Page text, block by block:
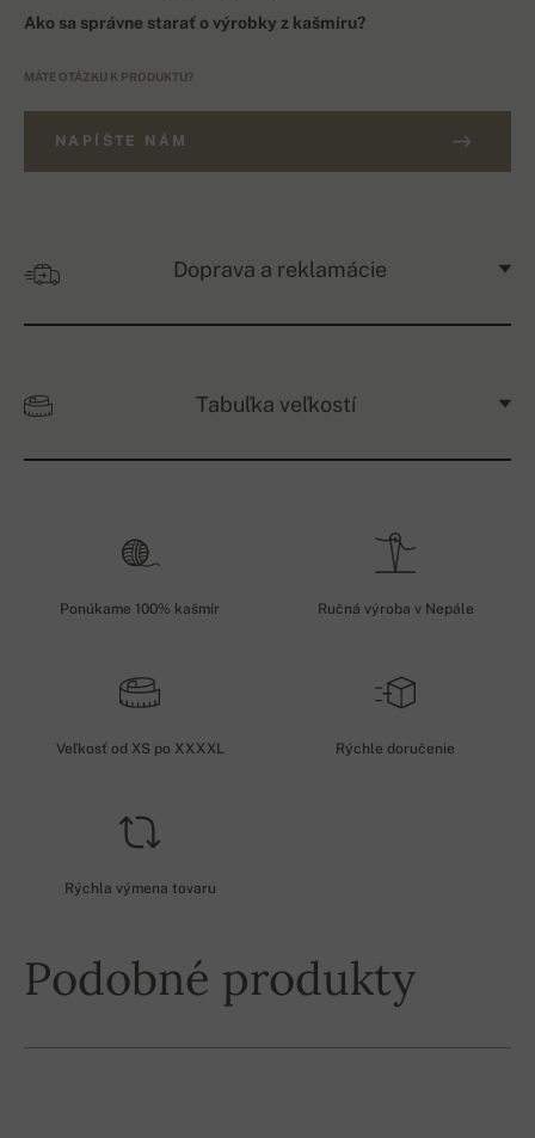
Ako sa správne starať o výrobky z kašmíru?
MÁTE OTÁZKU K PRODUKTU?
NAPÍŠTE NÁM
Doprava a reklamácie
Tabuľka veľkostí
Ponúkame 100% kašmír Ručná výroba v Nepále
Veľkosť od XS po XXXXL Rýchle doručenie
Rýchla výmena tovaru
Podobné produkty